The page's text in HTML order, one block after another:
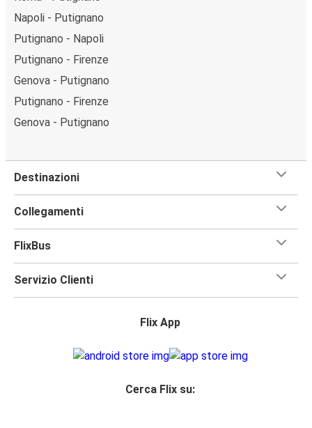
Napoli - Putignano
Putignano - Napoli
Putignano - Firenze
Genova - Putignano
Putignano - Firenze
Genova - Putignano
Destinazioni
Collegamenti
FlixBus
Servizio Clienti
Flix App
Cerca Flix su: